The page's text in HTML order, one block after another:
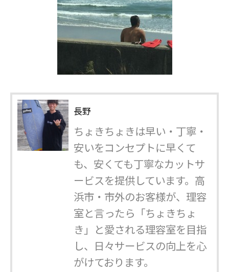
長野
ちょきちょきは早い・丁寧・
安いをコンセプトに早くて
も、安くても丁寧なカットサ
ービスを提供しています。高
浜市・市外のお客様が、理容
室と言ったら「ちょきちょ
き」と愛される理容室を目指
し、日々サービスの向上を心
がけております。